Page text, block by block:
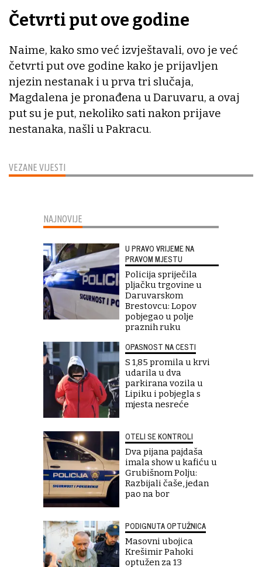
VEZANE VIJESTI
Četvrti put ove godine
Naime, kako smo već izvještavali, ovo je već
četvrti put ove godine kako je prijavljen
njezin nestanak i u prva tri slučaja,
Magdalena je pronađena u Daruvaru, a ovaj
put su je put, nekoliko sati nakon prijave
nestanaka, našli u Pakracu.
NAJNOVIJE
U PRAVO VRIJEME NA
PRAVOM MJESTU
Policija spriječila
pljačku trgovine u
Daruvarskom
Brestovcu: Lopov
pobjegao u polje
praznih ruku
OPASNOST NA CESTI
S 1,85 promila u krvi
udarila u dva
parkirana vozila u
Lipiku i pobjegla s
mjesta nesreće
OTELI SE KONTROLI
Dva pijana pajdaša
imala show u kafiću u
Grubišnom Polju:
Razbijali čaše, jedan
pao na bor
PODIGNUTA OPTUŽNICA
Masovni ubojica
Krešimir Pahoki
optužen za 13